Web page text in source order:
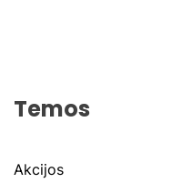
Temos
Akcijos